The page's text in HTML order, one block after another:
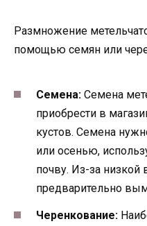
Размножение
помощью семян или
Семена: Семена
приобрести в
кустов. Семена
или осенью,
почву. Из-за
предварительно
Черенкование: